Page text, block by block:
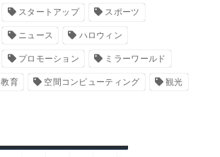
スタートアップ スポーツ
ニュース ハロウィン
プロモーション ミラーワールド
教育 空間コンピューティング 観光